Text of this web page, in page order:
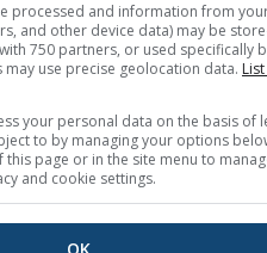
processed and information from
and other device data) may be
750 partners, or used specifically
use precise geolocation data.
your personal data on the basis of
to by managing your options
page or in the site menu to
and cookie settings.